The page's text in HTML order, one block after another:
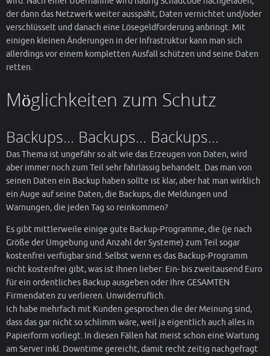
der dann das Netzwerk weiter ausspäht, Daten vernichtet und/oder
verschlüsselt und danach eine Lösegeldforderung anbringt. Mit
einigen kleinen Änderungen in der Infrastruktur kann man sich
allerdings vor einem kompletten Ausfall schützen und seine Daten
retten.
Möglichkeiten zum Schutz
Backups… Backups… Backups…
Das Thema ist ungefähr so alt wie das Erzeugen von Daten, wird
aber immer noch zum Teil sehr fahrlässig behandelt. Das man von
seinen Daten ein Backup haben sollte ist klar, aber hat man wirklich
ein Auge auf seine Daten, die Backups, die Meldungen und
Warnungen, die jeden Tag so reinkommen?
Es gibt mittlerweile einige gute Backup-Programme, die (je nach
Größe der Umgebung und Anzahl der Systeme) zum Teil sogar
kostenfrei verfügbar sind. Selbst wenn es das Backup-Programm
nicht kostenfrei gibt, was ist Ihnen lieber: Ein- bis zweitausend Euro
für ein ordentliches Backup ausgeben oder Ihre GESAMTEN
Firmendaten zu verlieren. Unwiderruflich.
Ich habe mehrfach mit Kunden gesprochen die der Meinung sind,
dass das gar nicht so schlimm wäre, weil ja eigentlich auch alles in
Papierform vorliegt. In diesen Fällen hat meist schon eine Wartung
am Server inkl. Downtime gereicht, damit recht zeitig nachgefragt